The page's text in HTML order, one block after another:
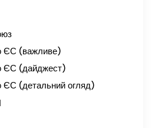
ЄС (важливе)
ЄС (дайджест)
ЄС (детальний огляд)